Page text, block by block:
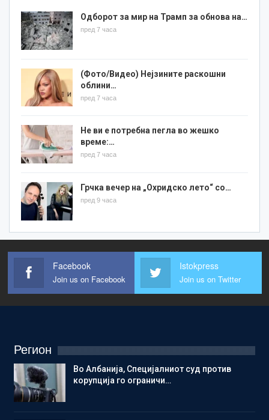
Одборот за мир на Трамп за обнова на…
пред 7 часа
(Фото/Видео) Нејзините раскошни
облини…
пред 7 часа
Не ви е потребна пегла во жешко
време:…
пред 7 часа
Грчка вечер на „Охридско лето“ со…
пред 9 часа
Facebook
Join us on Facebook
Istokpress
Join us on Twitter
Регион
Во Албанија, Специјалниот суд против
корупција го ограничи…